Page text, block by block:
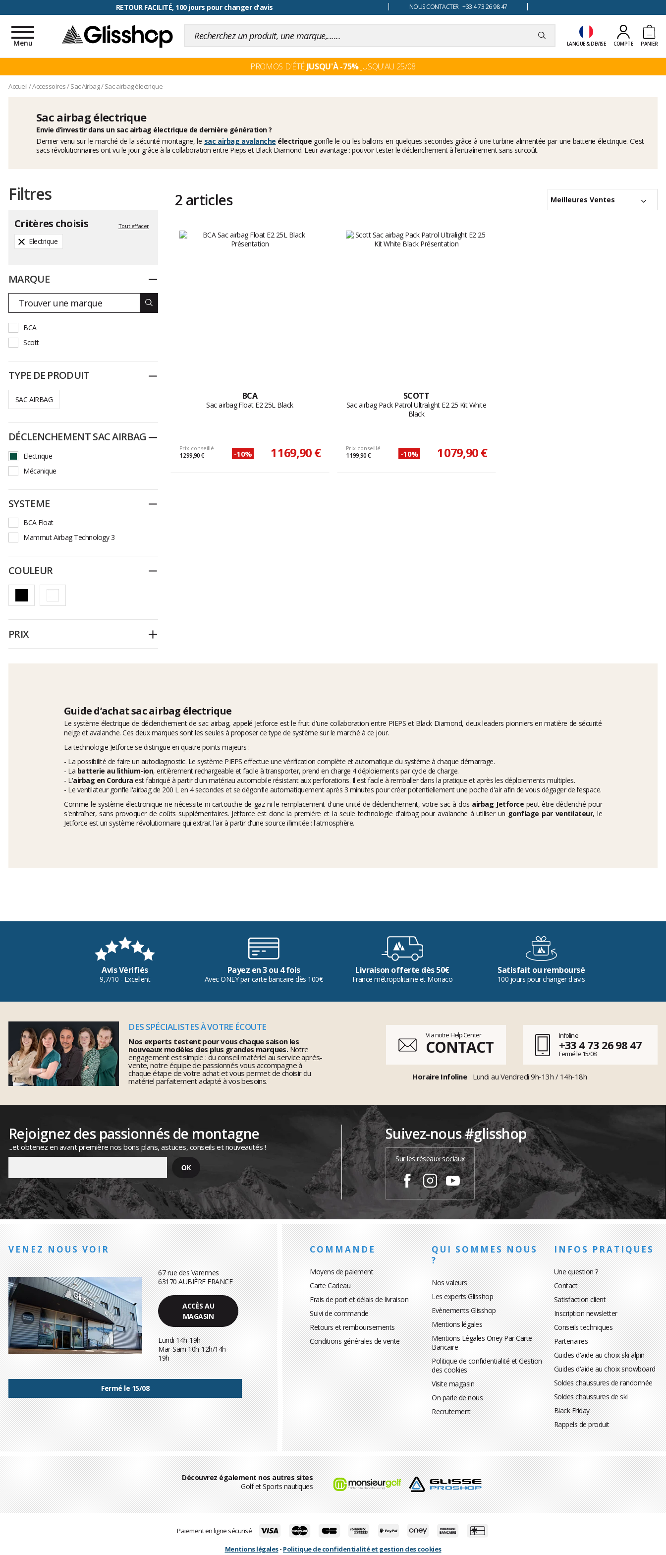
RETOUR FACILITÉ, 100 jours pour changer d'avis NOUS CONTACTER +33 4 73 26 98 47
LANGUE & DEVISE COMPTE PANIER
Toggle
navigation
Menu
PROMOS D'ÉTÉ JUSQU'À -75%JUSQU'AU 25/08
Accueil/Accessoires/Sac Airbag/Sac airbag électrique
Sac airbag électrique
Envie d’investir dans un sac airbag électrique de dernière génération ?
Dernier venu sur le marché de la sécurité montagne, le sac airbag avalanche électrique gonfle le ou les ballons en quelques secondes grâce à une turbine alimentée par une batterie électrique. C’est
sacs révolutionnaires ont vu le jour grâce à la collaboration entre Pieps et Black Diamond. Leur avantage : pouvoir tester le déclenchement à l’entraînement sans surcoût.
Filtres
Critères choisis Tout effacer
Electrique
MARQUE Replier
BCA
Scott
TYPE DE PRODUIT Replier
SAC AIRBAG
DÉCLENCHEMENT SAC AIRBAG Replier
Electrique
Mécanique
SYSTEME Replier
BCA Float
Mammut Airbag Technology 3
COULEUR Replier
PRIX Déplier
2 articles Meilleures Ventes
BCA
Sac airbag Float E2 25L Black
Prix conseillé
1 299,90 € -10% 1 169,90 €
SCOTT
Sac airbag Pack Patrol Ultralight E2 25 Kit White
Black
Prix conseillé
1 199,90 € -10% 1 079,90 €
Guide d’achat sac airbag électrique
Le système électrique de déclenchement de sac airbag, appelé Jetforce est le fruit d'une collaboration entre PIEPS et Black Diamond, deux leaders pionniers en matière de sécurité
neige et avalanche. Ces deux marques sont les seules à proposer ce type de système sur le marché à ce jour.
La technologie Jetforce se distingue en quatre points majeurs :
- La possibilité de faire un autodiagnostic. Le système PIEPS effectue une vérification complète et automatique du système à chaque démarrage.
- La batterie au lithium-ion, entièrement rechargeable et facile à transporter, prend en charge 4 déploiements par cycle de charge.
- L'airbag en Cordura est fabriqué à partir d'un matériau automobile résistant aux perforations. Il est facile à remballer dans la pratique et après les déploiements multiples.
- Le ventilateur gonfle l'airbag de 200 L en 4 secondes et se dégonfle automatiquement après 3 minutes pour créer potentiellement une poche d'air afin de vous dégager de l’espace.
Comme le système électronique ne nécessite ni cartouche de gaz ni le remplacement d'une unité de déclenchement, votre sac à dos airbag Jetforce peut être déclenché pour
s'entraîner, sans provoquer de coûts supplémentaires. Jetforce est donc la première et la seule technologie d'airbag pour avalanche à utiliser un gonflage par ventilateur, le
Jetforce est un système révolutionnaire qui extrait l'air à partir d'une source illimitée : l'atmosphère.
Avis Vérifiés
9,7/10 - Excellent
Payez en 3 ou 4 fois
Avec ONEY par carte bancaire dès 100€
Livraison offerte dès 50€
France métropolitaine et Monaco
Satisfait ou remboursé
100 jours pour changer d'avis
DES SPÉCIALISTES À VOTRE ÉCOUTE
Nos experts testent pour vous chaque saison les
nouveaux modèles des plus grandes marques.Notre
engagement est simple : du conseil matériel au service après-
vente, notre équipe de passionnés vous accompagne à
chaque étape de votre achat et vous permet de choisir du
matériel parfaitement adapté à vos besoins.
Via notre Help Center
CONTACT
Infoline
+33 4 73 26 98 47
Fermé le 15/08
Horaire Infoline Lundi au Vendredi 9h-13h / 14h-18h
Rejoignez des passionnés de montagne
...et obtenez en avant première nos bons plans, astuces, conseils et nouveautés !
Suivez-nous #glisshop
Sur les réseaux sociaux
VENEZ NOUS VOIR
67 rue des Varennes
63170 AUBIÈRE FRANCE
ACCÈS AU
MAGASIN
Lundi 14h-19h
Mar-Sam 10h-12h/14h-
19h
Fermé le 15/08
COMMANDE
Moyens de paiement
Carte Cadeau
Frais de port et délais de livraison
Suivi de commande
Retours et remboursements
Conditions générales de vente
QUI SOMMES NOUS
?
Nos valeurs
Les experts Glisshop
Evènements Glisshop
Mentions légales
Mentions Légales Oney Par Carte
Bancaire
Politique de confidentialité et Gestion
des cookies
Visite magasin
On parle de nous
Recrutement
INFOS PRATIQUES
Une question ?
Contact
Satisfaction client
Inscription newsletter
Conseils techniques
Partenaires
Guides d'aide au choix ski alpin
Guides d'aide au choix snowboard
Soldes chaussures de randonnée
Soldes chaussures de ski
Black Friday
Rappels de produit
Découvrez également nos autres sites
Golf et Sports nautiques
Paiement en ligne sécurisé
Mentions légales- Politique de confidentialité et gestion des cookies